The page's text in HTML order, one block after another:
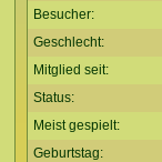
Besucher:
Geschlecht:
Mitglied seit:
Status:
Meist gespielt:
Geburtstag: